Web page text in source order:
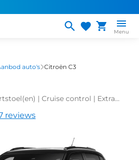
Menu
auto's Citroën C3
| Cruise control | Extra
reviews